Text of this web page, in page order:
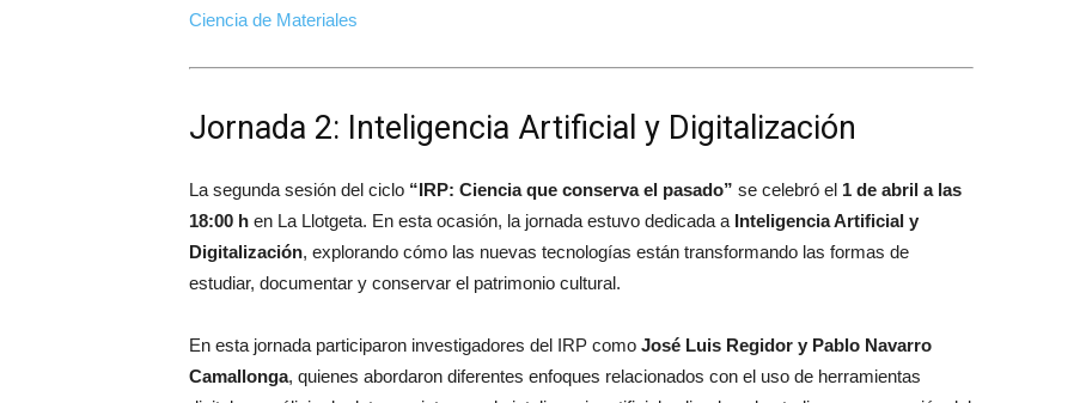
Ciencia de Materiales
Jornada 2: Inteligencia Artificial y Digitalización
La segunda sesión del ciclo “IRP: Ciencia que conserva el pasado” se celebró el 1 de abril a las
18:00 h en La Llotgeta. En esta ocasión, la jornada estuvo dedicada a Inteligencia Artificial y
Digitalización, explorando cómo las nuevas tecnologías están transformando las formas de
estudiar, documentar y conservar el patrimonio cultural.
En esta jornada participaron investigadores del IRP como José Luis Regidor y Pablo Navarro
Camallonga, quienes abordaron diferentes enfoques relacionados con el uso de herramientas